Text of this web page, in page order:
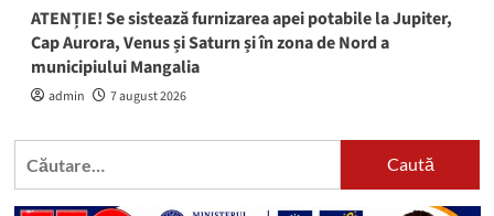
ATENȚIE! Se sistează furnizarea apei potabile la Jupiter,
Cap Aurora, Venus și Saturn și în zona de Nord a
municipiului Mangalia
admin 7 august 2026
Caută